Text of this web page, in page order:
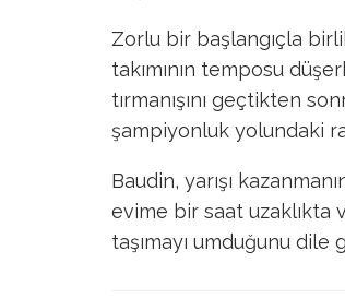
Zorlu bir başlangıçla
takımının temposu
tırmanışını geçtikten
şampiyonluk yolundaki
Baudin, yarışı
evime bir saat uzaklıkta
taşımayı umduğunu dile